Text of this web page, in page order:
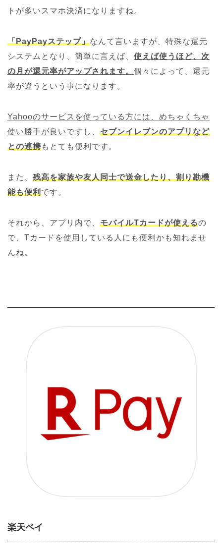
トが多いスマホ決済になりますね。
「PayPayステップ」なんて言いますが、特殊な還元
システムとなり、簡単に言えば、 使えば使うほど、次
の月が還元率がアップされます。 個々によって、還元
率が違うという事になります。
Yahooのサービスを使っている方には、めちゃくちゃ
使い勝手が良いですし、 セブンイレブンのアプリなど
との連携もとても便利です。
また、 残高を家族や友人同士で送金したり、割り勘機
能も便利です。
それから、アプリ内で、 モバイルTカードが使えるの
で、Tカードを使用している人にも便利かも知れませ
んね。
楽天ペイ